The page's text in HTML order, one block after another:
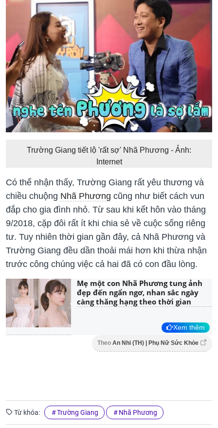
Trường Giang tiết lộ 'rất sợ' Nhã Phương - Ảnh:
Internet
Có thể nhận thấy, Trường Giang rất yêu thương và
chiều chuộng Nhã Phương cũng như biết cách vun
đắp cho gia đình nhỏ. Từ sau khi kết hôn vào tháng
9/2018, cặp đôi rất ít khi chia sẻ về cuộc sống riêng
tư. Tuy nhiên thời gian gần đây, cả Nhã Phương và
Trường Giang đều dần thoải mái hơn khi thừa nhận
trước công chúng việc cả hai đã có con đầu lòng.
Mẹ một con Nhã Phương tung ảnh
đẹp đến ngẩn ngơ, nhan sắc ngày
càng thăng hạng theo thời gian
Xem thêm
Theo An Nhi (TH) | Phụ Nữ Sức Khỏe
Từ khóa: Trường Giang Nhã Phương